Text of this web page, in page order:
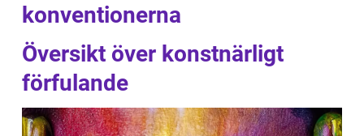
konventionerna
Översikt över konstnärligt
förfulande